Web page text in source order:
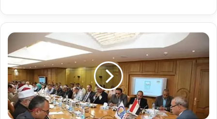
الهجان
وانعقاد
المجلس
التنفيذى
للمحافظة